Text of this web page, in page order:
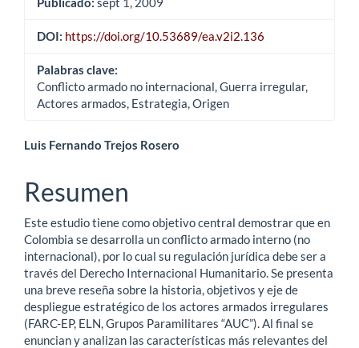
DOI: https://doi.org/10.53689/ea.v2i2.136
Palabras clave:
Conflicto armado no internacional, Guerra irregular,
Actores armados, Estrategia, Origen
Contenido
principal
del
artículo
Luis Fernando Trejos Rosero
Resumen
Este estudio tiene como objetivo central demostrar que en
Colombia se desarrolla un conflicto armado interno (no
internacional), por lo cual su regulación jurídica debe ser a
través del Derecho Internacional Humanitario. Se presenta
una breve reseña sobre la historia, objetivos y eje de
despliegue estratégico de los actores armados irregulares
(FARC-EP, ELN, Grupos Paramilitares “AUC”). Al final se
enuncian y analizan las características más relevantes del